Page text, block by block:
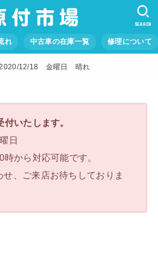
れ 中古車の在庫一覧 修理について
SEARCH
12/18 金曜日 晴れ
いたします。
日
から対応可能です。
、ご来店お待ちしておりま